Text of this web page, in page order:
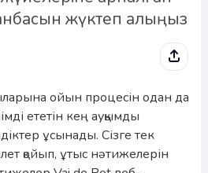
жүктеп алыңыз
ойын процесін одан да
ететін кең ауқымды
ұсынады. Сізге тек
қойып, ұтыс нәтижелерін